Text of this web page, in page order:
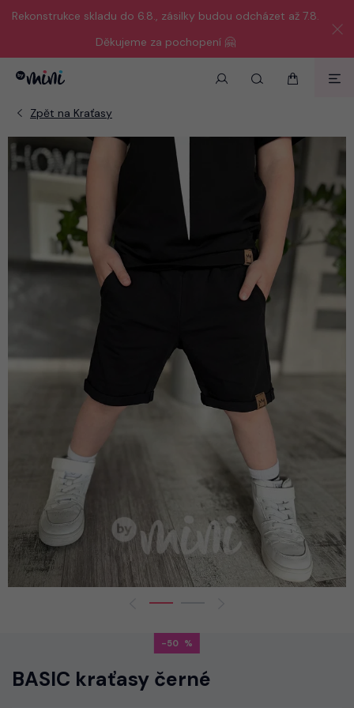
Rekonstrukce skladu do 6.8., zásilky budou odcházet až 7.8.
Děkujeme za pochopení 🤗
-50
BASIC kraťasy černé